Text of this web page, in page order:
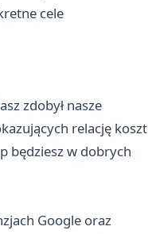
cele
zdobył nasze
relację koszt
będziesz w dobrych
Google oraz